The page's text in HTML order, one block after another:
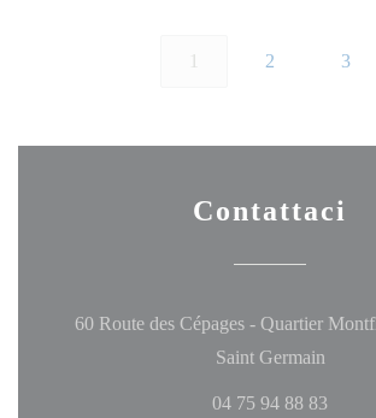
1 2 3
Contattaci
60 Route des Cépages - Quartier
Saint Germain((apre
04 75 94 88 83